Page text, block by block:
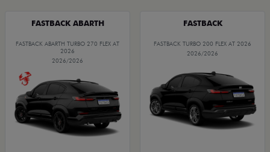
FASTBACK ABARTH
FASTBACK ABARTH TURBO 270 FLEX AT
2026
2026/2026
FASTBACK
FASTBACK TURBO 200 FLEX AT 2026
2026/2026